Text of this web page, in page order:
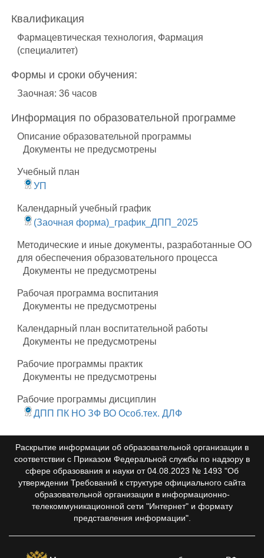
Квалификация
Фармацевтическая технология, Фармация
(специалитет)
Формы и сроки обучения:
Заочная: 36 часов
Информация по образовательной программе
Описание образовательной программы
Документы не предусмотрены
Учебный план
УП
Календарный учебный график
(Заочная форма)_график_ДПП_2025
Методические и иные документы, разработанные ОО
для обеспечения образовательного процесса
Документы не предусмотрены
Рабочая программа воспитания
Документы не предусмотрены
Календарный план воспитательной работы
Документы не предусмотрены
Рабочие программы практик
Документы не предусмотрены
Рабочие программы дисциплин
ДПП ПК НО ЗФ ВО Особ.тех. ДЛФ
Раскрытие информации об образовательной организации в
соответствии с Приказом Федеральной службы по надзору в
сфере образования и науки от 04.08.2023 № 1493 "Об
утверждении Требований к структуре официального сайта
образовательной организации в информационно-
телекоммуникационной сети "Интернет" и формату
представления информации".